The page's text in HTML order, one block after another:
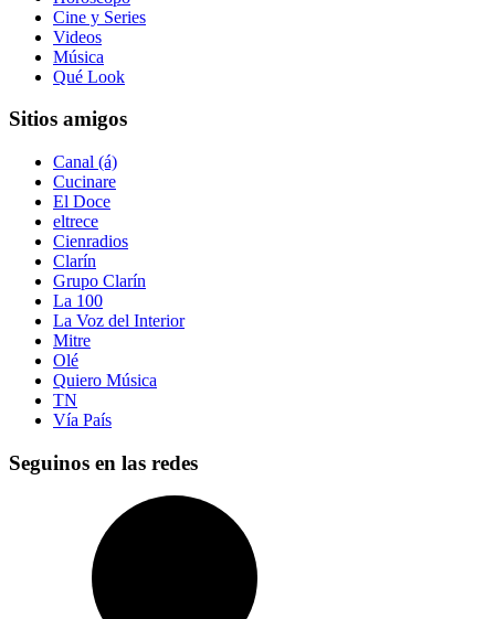
Cine y Series
Videos
Música
Qué Look
Sitios amigos
Canal (á)
Cucinare
El Doce
eltrece
Cienradios
Clarín
Grupo Clarín
La 100
La Voz del Interior
Mitre
Olé
Quiero Música
TN
Vía País
Seguinos en las redes